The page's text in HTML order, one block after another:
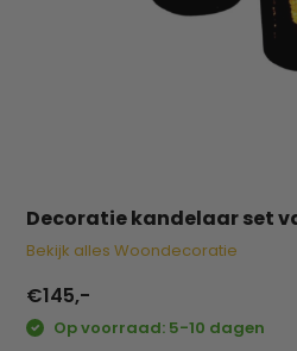
Decoratie kandelaar set
Bekijk alles Woondecoratie
€145,-
Op voorraad: 5-10 dagen